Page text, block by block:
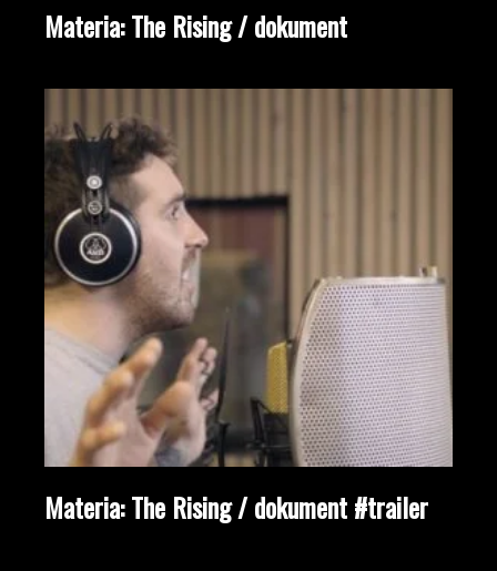
Materia: The Rising / dokument
Materia: The Rising / dokument #trailer